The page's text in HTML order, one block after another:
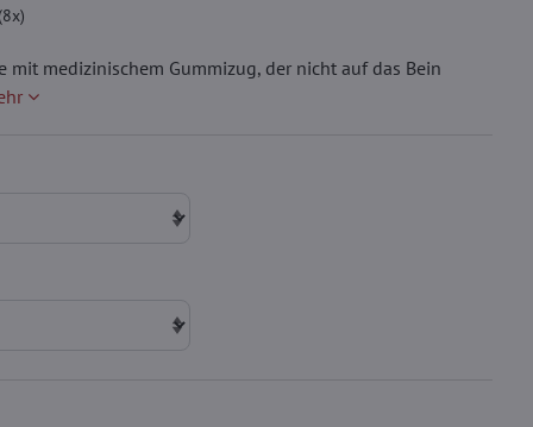
8x)
medizinischem Gummizug, der nicht auf das Bein